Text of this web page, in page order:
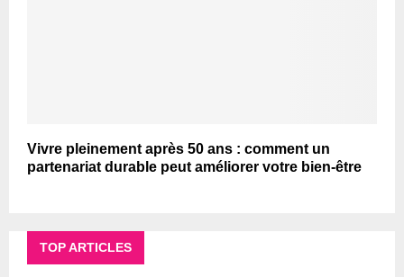
Vivre pleinement après 50 ans : comment un
partenariat durable peut améliorer votre bien-être
TOP ARTICLES